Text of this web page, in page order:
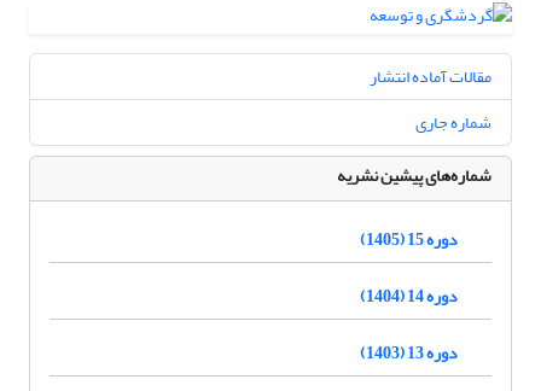
مقالات آماده انتشار
شماره جاری
شماره‌های پیشین نشریه
دوره 15 (1405)
دوره 14 (1404)
دوره 13 (1403)